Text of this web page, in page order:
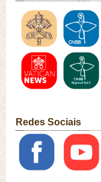
Redes Sociais